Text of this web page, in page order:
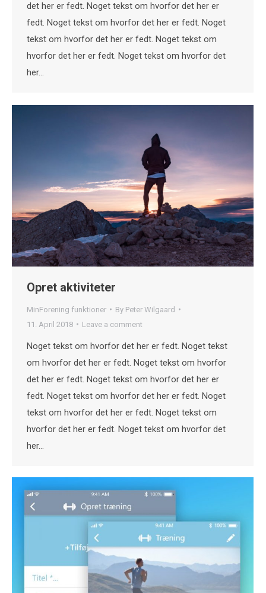
det her er fedt. Noget tekst om hvorfor det her er
fedt. Noget tekst om hvorfor det her er fedt. Noget
tekst om hvorfor det her er fedt. Noget tekst om
hvorfor det her er fedt. Noget tekst om hvorfor det
her…
Opret aktiviteter
MinForening funktioner By Peter Wilgaard
11. April 2018
Leave a comment
Noget tekst om hvorfor det her er fedt. Noget tekst
om hvorfor det her er fedt. Noget tekst om hvorfor
det her er fedt. Noget tekst om hvorfor det her er
fedt. Noget tekst om hvorfor det her er fedt. Noget
tekst om hvorfor det her er fedt. Noget tekst om
hvorfor det her er fedt. Noget tekst om hvorfor det
her…